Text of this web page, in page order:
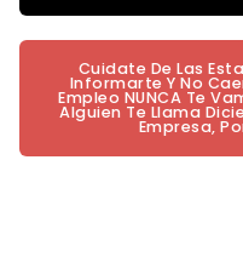
Cuidate De Las
Informarte Y No
Empleo NUNCA Te
Alguien Te Llama
Empresa,